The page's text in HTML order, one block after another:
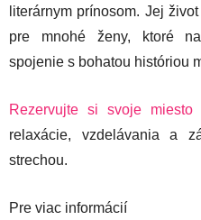
literárnym prínosom. Jej
pre mnohé ženy, ktoré
spojenie s bohatou históriou
Rezervujte si svoje miesto
relaxácie, vzdelávania a
strechou.
Pre viac informácií